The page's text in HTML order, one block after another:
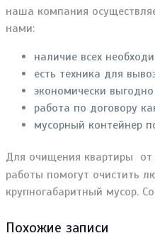
наша компания
нами:
наличие всех
есть техника для
экономически
работа по договору
мусорный контейнер
Для очищения квартиры от
работы помогут очистить
крупногабаритный мусор.
Похожие записи